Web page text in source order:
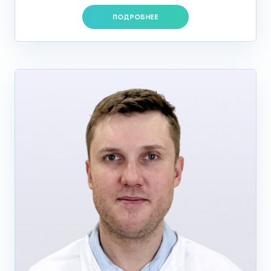
помогут выявить или исключить различные сопутствующие
патологические процессы:
Компьютерная томография
Дополнительные лабораторные исследования
Гиперлипидемия: лечение
Самое главное в лечении гиперлипидемии – найти и
убрать причины, спровоцировавшие повышение уровня
жиров в организме. Диета и коррекция образа жизни –
одно из ключевых условий успешного лечения. О том, как
питаться и какой образ жизни вести предпочтительней, мы
расскажем ниже, а сейчас поговорим о медикаментозном
лечении гиперлипидемии.
ПОДРОБНЕЕ